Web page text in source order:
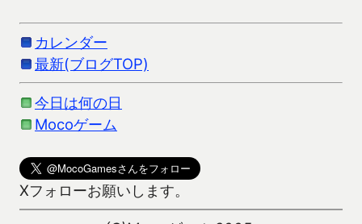
カレンダー
最新(ブログTOP)
今日は何の日
Mocoゲーム
Xフォローお願いします。